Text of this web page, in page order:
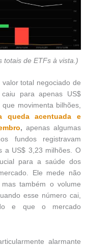
totais de ETFs à vista.)
total negociado de
para apenas US$
movimenta bilhões,
queda acentuada e
, apenas algumas
fundos registravam
a US$ 3,23 milhões. O
para a saúde dos
Ele mede não
também o volume
esse número cai,
e que o mercado
alarmante